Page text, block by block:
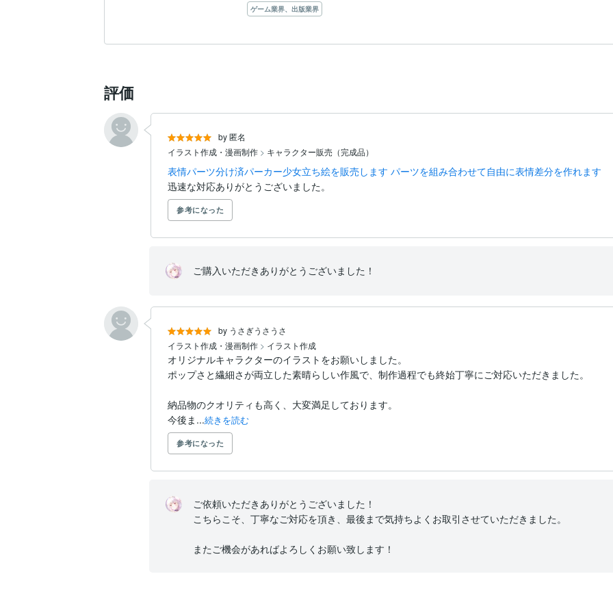
ゲーム業界、出版業界
評価
by 匿名
イラスト作成・漫画制作 > キャラクター販売（完成品）
表情パーツ分け済パーカー少女立ち絵を販売します パーツを組み合わせて自由に表情差分を作れます
迅速な対応ありがとうございました。
参考になった
ご購入いただきありがとうございました！
by うさぎうさうさ
イラスト作成・漫画制作 > イラスト作成
オリジナルキャラクターのイラストをお願いしました。
ポップさと繊細さが両立した素晴らしい作風で、制作過程でも終始丁寧にご対応いただきました。
納品物のクオリティも高く、大変満足しております。
今後ま...続きを読む
参考になった
ご依頼いただきありがとうございました！
こちらこそ、丁寧なご対応を頂き、最後まで気持ちよくお取引させていただきました。
またご機会があればよろしくお願い致します！